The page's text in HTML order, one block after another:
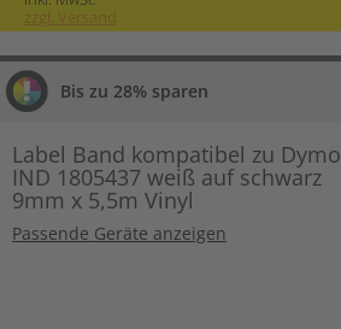
zzgl. Versand
Bis zu 28% sparen
Label Band kompatibel zu Dymo
IND 1805437 weiß auf schwarz
9mm x 5,5m Vinyl
Passende Geräte anzeigen